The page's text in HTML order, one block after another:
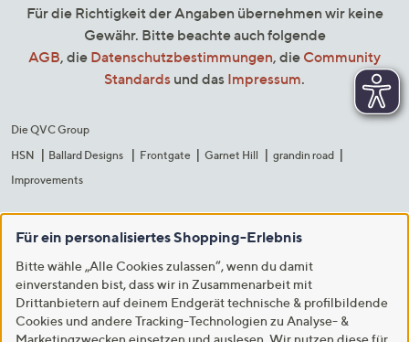
Für die Richtigkeit der Angaben übernehmen wir keine
Gewähr. Bitte beachte auch folgende
AGB, die Datenschutzbestimmungen, die Community
Standards und das Impressum.
Die QVC Group
HSN
Ballard Designs Frontgate Garnet Hill
grandin road
Improvements
Für ein personalisiertes Shopping-Erlebnis
Bitte wähle „Alle Cookies zulassen“, wenn du damit
einverstanden bist, dass wir in Zusammenarbeit mit
Drittanbietern auf deinem Endgerät technische & profilbildende
Cookies und andere Tracking-Technologien zu Analyse- &
Marketingzwecken einsetzen und auslesen. Wir nutzen diese für